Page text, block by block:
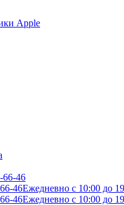
Apple
66-46
46Ежедневно с 10:00 до
46Ежедневно с 10:00 до